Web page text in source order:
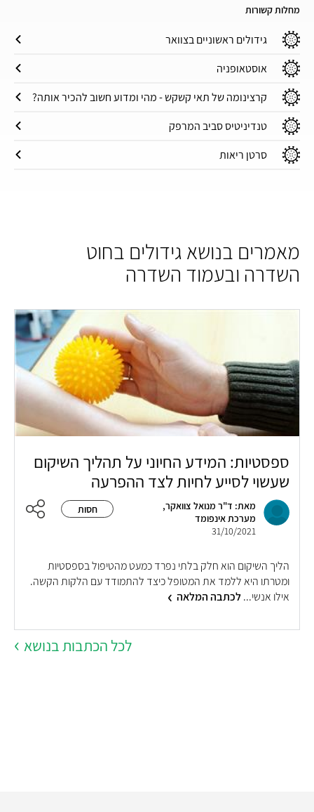
מחלות קשורות
גידולים ראשוניים בצוואר
אוסטאופניה
קרצינומה של תאי קשקש - מהי ומדוע חשוב להכיר אותה?
טנדיניטיס סביב המרפק
סרטן ריאות
מאמרים בנושא גידולים בחוט
השדרה ובעמוד השדרה
ספסטיות: המידע החיוני על תהליך השיקום
שעשוי לסייע לחיות לצד ההפרעה
מאת: ד"ר מנואל צוואקר,
מערכת אינפומד
31/10/2021
חסות
הליך השיקום הוא חלק בלתי נפרד כמעט מהטיפול בספסטיות
ומטרתו היא ללמד את המטופל כיצד להתמודד עם הלקות הקשה.
אילו אנשי...לכתבה המלאה
לכל הכתבות בנושא